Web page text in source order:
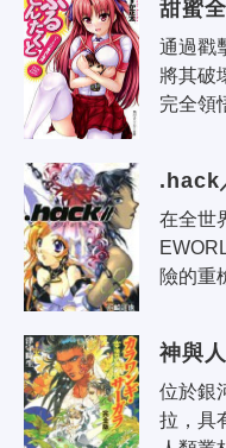
的天才
甜蜜
通過戳
將其破
完全領
在全世
險的重
..
神與
位於銀
拉，具